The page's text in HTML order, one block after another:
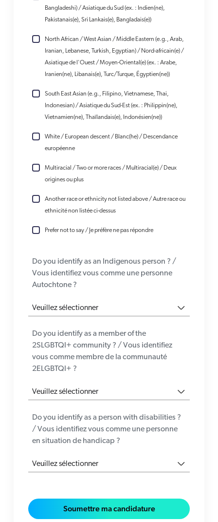
Bangladeshi) / Asiatique du Sud (ex. : Indien(ne),
Pakistanais(e), Sri Lankais(e), Bangladais(e))
North African / West Asian / Middle Eastern (e.g., Arab,
Iranian, Lebanese, Turkish, Egyptian) / Nord-africain(e) /
Asiatique de l'Ouest / Moyen-Oriental(e) (ex. : Arabe,
Iranien(ne), Libanais(e), Turc/Turque, Égyptien(ne))
South East Asian (e.g., Filipino, Vietnamese, Thai,
Indonesian) / Asiatique du Sud-Est (ex. : Philippin(ne),
Vietnamien(ne), Thaïlandais(e), Indonésien(ne))
White / European descent / Blanc(he) / Descendance
européenne
Multiracial / Two or more races / Multiracial(e) / Deux
origines ou plus
Another race or ethnicity not listed above / Autre race ou
ethnicité non listée ci-dessus
Prefer not to say / Je préfère ne pas répondre
Do you identify as an Indigenous person ? /
Vous identifiez vous comme une personne
Autochtone ?
Do you identify as a member of the
2SLGBTQI+ community ? / Vous identifiez
vous comme membre de la communauté
2ELGBTQI+ ?
Do you identify as a person with disabilities ?
/ Vous identifiez vous comme une personne
en situation de handicap ?
Soumettre ma candidature